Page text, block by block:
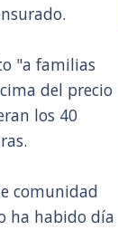
"a familias
del precio
los 40
comunidad
ha habido día